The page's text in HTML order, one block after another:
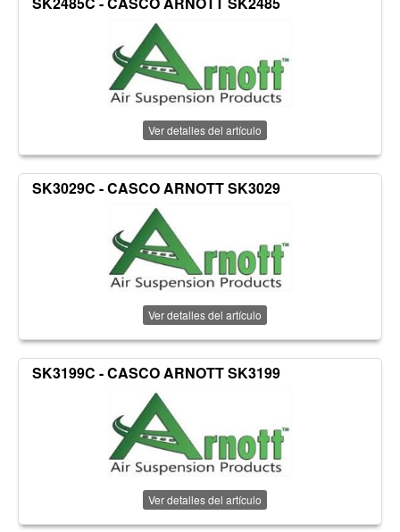
Ver detalles del artículo
SK3029C - CASCO ARNOTT SK3029
Ver detalles del artículo
SK3199C - CASCO ARNOTT SK3199
Ver detalles del artículo